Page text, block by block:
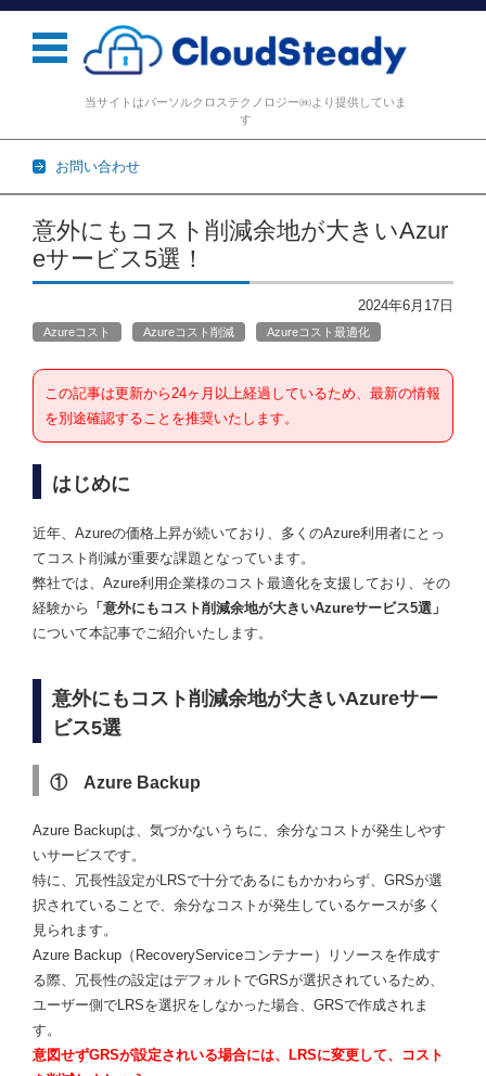
当サイトはパーソルクロステクノロジー㈱より提供していま
す
お問い合わせ
コンテンツに移動
意外にもコスト削減余地が大きいAzur
eサービス5選！
2024年6月17日
Azureコスト Azureコスト削減 Azureコスト最適化
この記事は更新から24ヶ月以上経過しているため、最新の情報
を別途確認することを推奨いたします。
はじめに
近年、Azureの価格上昇が続いており、多くのAzure利用者にとっ
てコスト削減が重要な課題となっています。
弊社では、Azure利用企業様のコスト最適化を支援しており、その
経験から 「意外にもコスト削減余地が大きいAzureサービス5選」
について本記事でご紹介いたします。
意外にもコスト削減余地が大きいAzureサー
ビス5選
① Azure Backup
Azure Backupは、気づかないうちに、余分なコストが発生しやす
いサービスです。
特に、冗長性設定がLRSで十分であるにもかかわらず、GRSが選
択されていることで、余分なコストが発生しているケースが多く
見られます。
Azure Backup（RecoveryServiceコンテナー）リソースを作成す
る際、冗長性の設定はデフォルトでGRSが選択されているため、
ユーザー側でLRSを選択をしなかった場合、GRSで作成されま
す。
意図せずGRSが設定されいる場合には、LRSに変更して、コスト